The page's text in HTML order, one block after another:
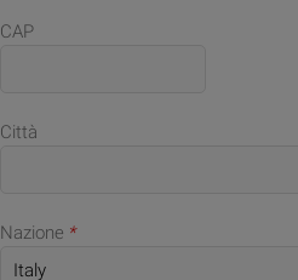
CAP
Città
Nazione *